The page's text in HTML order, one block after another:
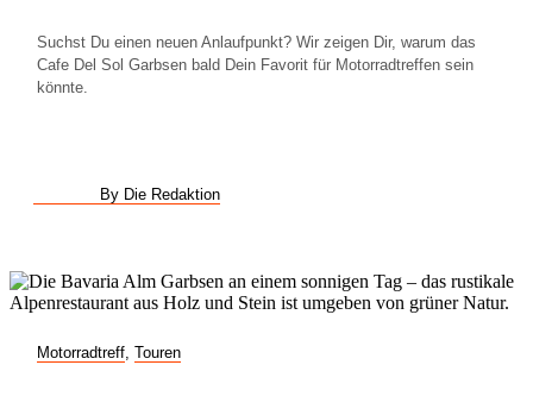
Suchst Du einen neuen Anlaufpunkt? Wir zeigen Dir, warum das
Cafe Del Sol Garbsen bald Dein Favorit für Motorradtreffen sein
könnte.
By Die Redaktion
Motorradtreff Touren